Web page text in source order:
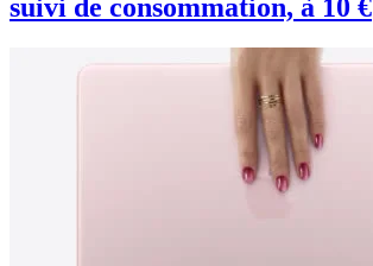
suivi de consommation, à 10 €